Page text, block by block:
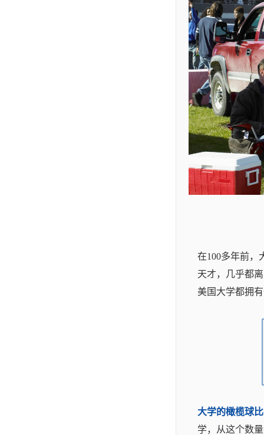
在100多年前，
天才，几乎都
美国大学都拥
大学的橄榄球
学，从这个数